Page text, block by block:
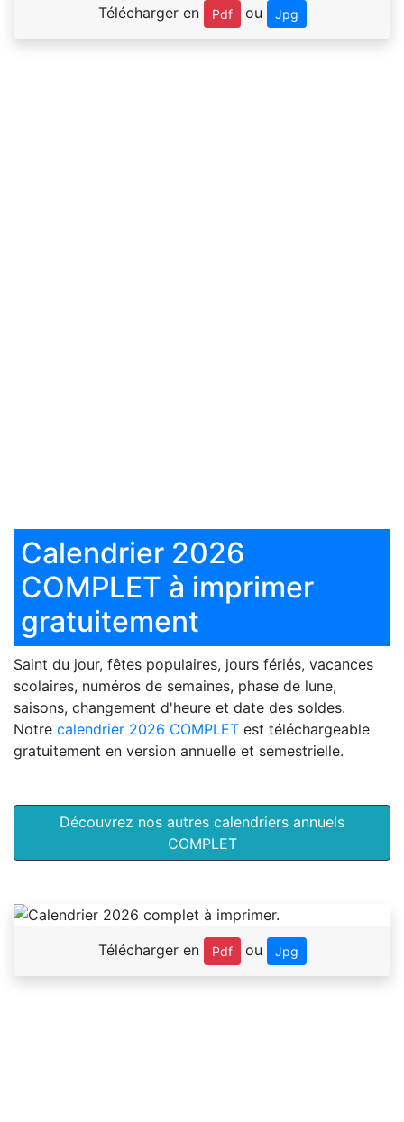
Télécharger en Pdf ou Jpg
Calendrier 2026
COMPLET à imprimer
gratuitement
Saint du jour, fêtes populaires, jours fériés, vacances
scolaires, numéros de semaines, phase de lune,
saisons, changement d'heure et date des soldes.
Notre calendrier 2026 COMPLET est téléchargeable
gratuitement en version annuelle et semestrielle.
Découvrez nos autres calendriers annuels
COMPLET
Télécharger en Pdf ou Jpg